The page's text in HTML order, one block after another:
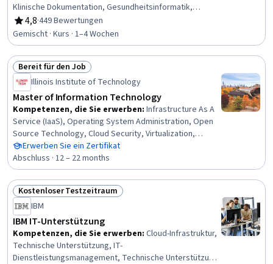
Klinische Dokumentation, Gesundheitsinformatik,
Registrierung von Patienten, Technische Unterstützung
und Dienstleistungen, Desktop-Unterstützung, Kontrolle
ändern, Datenbanken, Elektronisches
Krankenaktensystem, Management von
Gesundheitsinformationen, Medizinische
Aufzeichnungen, Endbenutzerschulung und -
unterstützung, Klinische Informatik,
Informationstechnologie, Management von
Gesundheitsinformationen und Krankenakten, Helpdesk-
Unterstützung, Verwaltung klinischer Daten,
Entscheidungsunterstützende Systeme, Elektronische
Krankenakte
4,8
Bewertung, 4,8 von 5 Sternen
·449 Bewertungen
Gemischt · Kurs · 1–4 Wochen
Status: Bereit für den Job
Bereit für den Job
Illinois Institute of Technology
Master of Information Technology
Kompetenzen, die Sie erwerben: Infrastructure As A
Service (IaaS), Operating System Administration, Open
Source Technology, Cloud Security, Virtualization,
Platform As A Service (PaaS), Linux, Package and
Software Management, Software As A Service,
Containerization, Cloud-Native Computing, Serverless
Computing, Cloud Infrastructure, Web Development,
Network Security, Shell Script, Identity and Access
Management, Cloud Services, Microsoft Windows, Test
Driven Development (TDD)
Erwerben Sie ein Zertifikat
Abschluss · 12 – 22 months
Status: Kostenloser Testzeitraum
Kostenloser Testzeitraum
IBM
IBM IT-Unterstützung
Kompetenzen, die Sie erwerben: Cloud-Infrastruktur,
Technische Unterstützung, IT-
Dienstleistungsmanagement, Technische Unterstützung